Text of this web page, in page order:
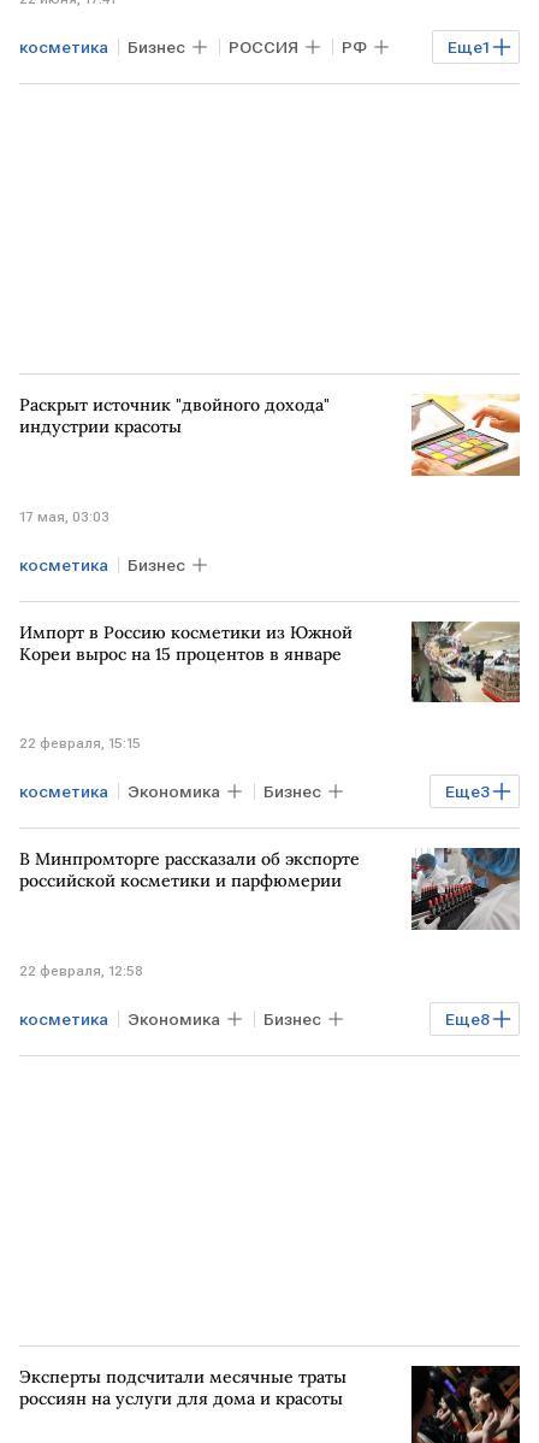
Еще1
косметика Бизнес РОССИЯ РФ
Роскачество
Раскрыт источник "двойного дохода"
индустрии красоты
17 мая, 03:03
косметика Бизнес
Импорт в Россию косметики из Южной
Кореи вырос на 15 процентов в январе
22 февраля, 15:15
Еще3
косметика Экономика Бизнес
Мировая экономика ЮЖНАЯ КОРЕЯ
РОССИЯ
В Минпромторге рассказали об экспорте
российской косметики и парфюмерии
22 февраля, 12:58
Еще8
косметика Экономика Бизнес
РОССИЯ БЕЛОРУССИЯ
Эксперты подсчитали месячные траты
россиян на услуги для дома и красоты